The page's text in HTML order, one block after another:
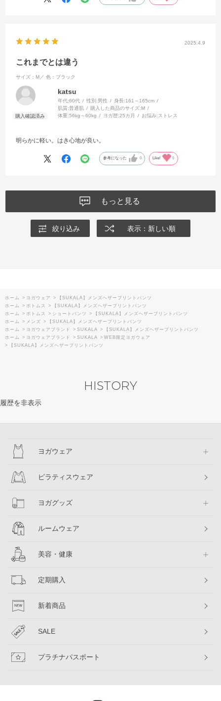
2025.4.9
これまでとは違う
サイズ：M／ 色：ブラック
katsu
年代:60代 性別:男性 身長:161～165cm
肌質:普通肌 購入した商品のサイズ:M
体重:56kg～60kg ヨガ歴:25カ月 お悩み: ストレス
明らかに軽い。はき心地が良い。
参考になった 0 Like! 0
もっと見る
絞り込み 表示：新しい順
ホーム > ヨガウェア >
【SUKALA】メンズヘザープリントパンツ
ホーム
> ボトムス >
【SUKALA】メンズヘザープリントパンツ
ホーム
> ボトムス > ショートパンツ >
【SUKALA】メンズヘザープリントパンツ
ホーム
> メンズ >
【SUKALA】メンズヘザープリントパンツ
ホーム
> ヨガウェアブランド > SUKALA >
【SUKALA】メンズヘザープリントパンツ
ホーム
> ヨガウェアブランド > SUKALA > WEB限定ヨガウェア
>
【SUKALA】メンズヘザープリントパンツ
HISTORY
履歴を非表示
ヨガウェア
ピラティスウェア
ヨガグッズ
ルームウェア
美容・健康
定期購入
新着商品
SALE
プラチナパスポート